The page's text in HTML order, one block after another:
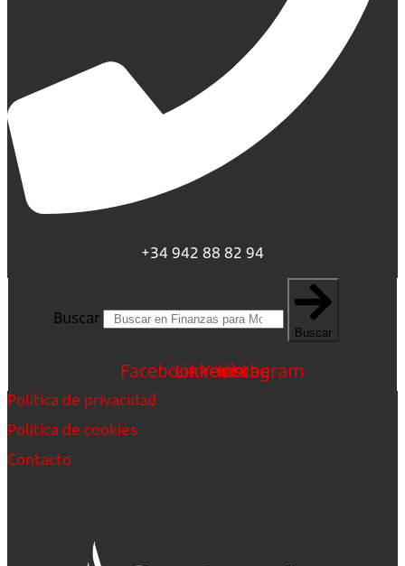
+34 942 88 82 94
Buscar
Buscar
FacebookLinkedin
Youtube
Instagram
Política de privacidad
Política de cookies
Contacto